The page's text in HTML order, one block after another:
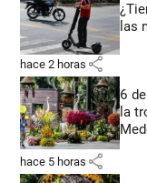
las
hace 2 horas share
6
la
hace 5 horas share